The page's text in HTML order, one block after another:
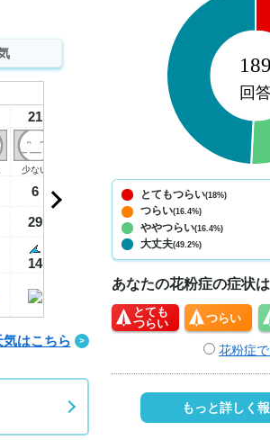
21
少ない
6
29
14
10
29
16
9
29
17
9
15
はこちら
とてもつらい(18%)
つらい(16.4%)
ややつらい(16.4%)
大丈夫(49.2%)
あなたの花粉症の症状
とても
つらい
つらい
花粉症
もっと詳しく